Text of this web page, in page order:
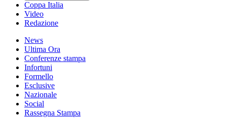
Coppa Italia
Video
Redazione
News
Ultima Ora
Conferenze stampa
Infortuni
Formello
Esclusive
Nazionale
Social
Rassegna Stampa